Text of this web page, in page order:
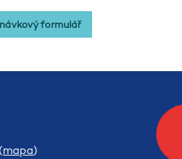
formulář
mapa)